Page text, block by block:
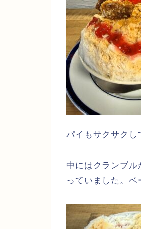
パイもサクサクし
中にはクランブ
っていました。ベ